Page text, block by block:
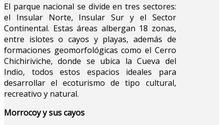
El parque nacional se divide en tres sectores:
el Insular Norte, Insular Sur y el Sector
Continental. Estas áreas albergan 18 zonas,
entre islotes o cayos y playas, además de
formaciones geomorfológicas como el Cerro
Chichiriviche, donde se ubica la Cueva del
Indio, todos estos espacios ideales para
desarrollar el ecoturismo de tipo cultural,
recreativo y natural.
Morrocoy y sus cayos